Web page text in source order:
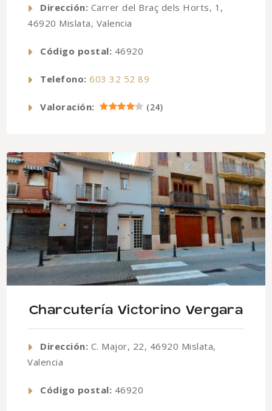
Dirección: Carrer del Braç dels Horts, 1,
46920 Mislata, Valencia
Código postal: 46920
Telefono: 603 32 52 89
Valoración: (24)
Charcutería Victorino Vergara
Dirección: C. Major, 22, 46920 Mislata,
Valencia
Código postal: 46920